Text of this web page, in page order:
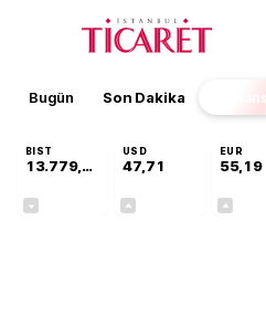
Bugün Son Dakika Finans
BIST
13.779,39
USD
47,71
EUR
55,19